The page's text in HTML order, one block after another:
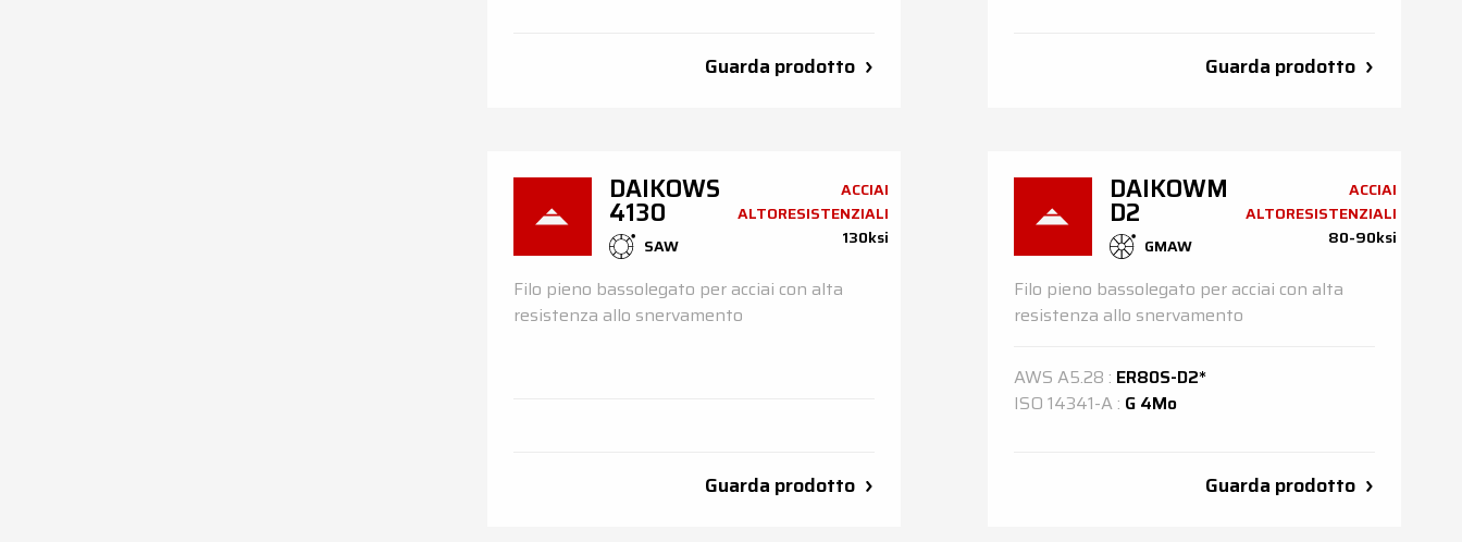
Guarda prodotto Guarda prodotto
DAIKOWS
4130
SAW
ACCIAI
ALTORESISTENZIALI
130ksi
Filo pieno bassolegato per acciai con alta
resistenza allo snervamento
Guarda prodotto
DAIKOWM
D2
GMAW
ACCIAI
ALTORESISTENZIALI
80-90ksi
Filo pieno bassolegato per acciai con alta
resistenza allo snervamento
AWS A5.28 : ER80S-D2*
ISO 14341-A : G 4Mo
Guarda prodotto